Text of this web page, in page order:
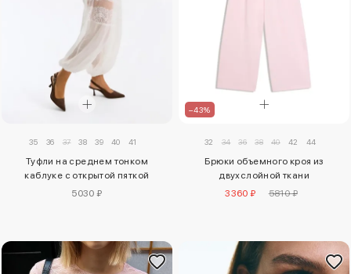
35 36 37 38 39 40 41
Туфли на среднем тонком
каблуке с открытой пяткой
5030 ₽
–43%
32 34 36 38 40 42 44
Брюки объемного кроя из
двухслойной ткани
3360 ₽
5810 ₽